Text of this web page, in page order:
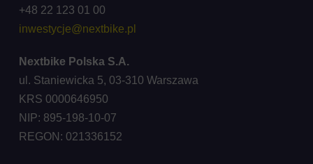
+48 22 123 01 00
inwestycje@nextbike.pl
Nextbike Polska S.A.
ul. Staniewicka 5, 03-310 Warszawa
KRS 0000646950
NIP: 895-198-10-07
REGON: 021336152